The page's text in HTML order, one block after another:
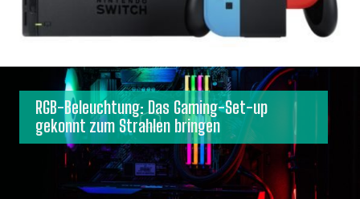
RGB-Beleuchtung: Das Gaming-Set-up
gekonnt zum Strahlen bringen